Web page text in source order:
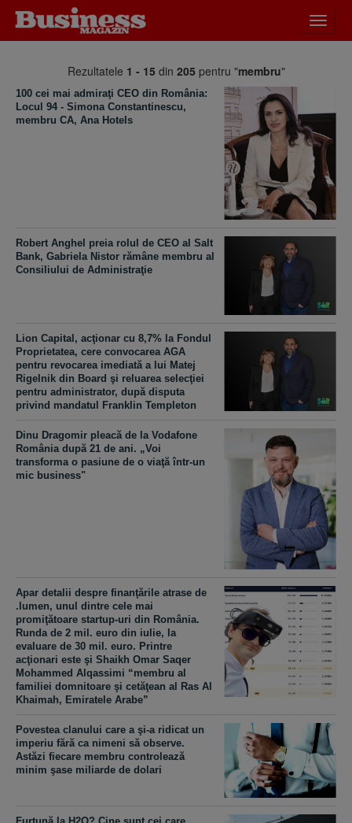
meniu
Rezultatele 1 - 15 din 205 pentru "membru"
100 cei mai admiraţi CEO din România:
Locul 94 - Simona Constantinescu,
membru CA, Ana Hotels
Robert Anghel preia rolul de CEO al Salt
Bank, Gabriela Nistor rămâne membru al
Consiliului de Administraţie
Lion Capital, acţionar cu 8,7% la Fondul
Proprietatea, cere convocarea AGA
pentru revocarea imediată a lui Matej
Rigelnik din Board şi reluarea selecţiei
pentru administrator, după disputa
privind mandatul Franklin Templeton
Dinu Dragomir pleacă de la Vodafone
România după 21 de ani. „Voi
transforma o pasiune de o viaţă într-un
mic business"
Apar detalii despre finanţările atrase de
.lumen, unul dintre cele mai
promiţătoare startup-uri din România.
Runda de 2 mil. euro din iulie, la
evaluare de 30 mil. euro. Printre
acţionari este şi Shaikh Omar Saqer
Mohammed Alqassimi “membru al
familiei domnitoare şi cetăţean al Ras Al
Khaimah, Emiratele Arabe”
Povestea clanului care a şi-a ridicat un
imperiu fără ca nimeni să observe.
Astăzi fiecare membru controlează
minim şase miliarde de dolari